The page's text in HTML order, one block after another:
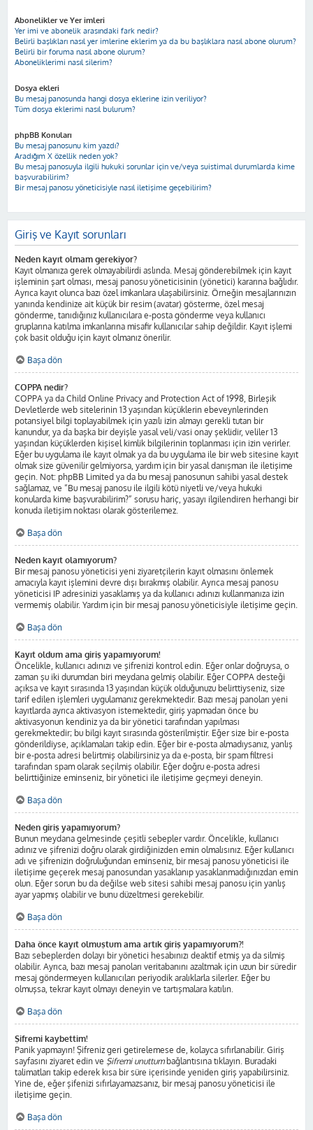
Abonelikler ve Yer imleri
Yer imi ve abonelik arasındaki fark nedir?
Belirli başlıkları nasıl yer imlerine eklerim ya da bu başlıklara nasıl abone olurum?
Belirli bir foruma nasıl abone olurum?
Aboneliklerimi nasıl silerim?
Dosya ekleri
Bu mesaj panosunda hangi dosya eklerine izin veriliyor?
Tüm dosya eklerimi nasıl bulurum?
phpBB Konuları
Bu mesaj panosunu kim yazdı?
Aradığım X özellik neden yok?
Bu mesaj panosuyla ilgili hukuki sorunlar için ve/veya suistimal durumlarda kime
başvurabilirim?
Bir mesaj panosu yöneticisiyle nasıl iletişime geçebilirim?
Giriş ve Kayıt sorunları
Neden kayıt olmam gerekiyor?
Kayıt olmanıza gerek olmayabilirdi aslında. Mesaj gönderebilmek için kayıt
işleminin şart olması, mesaj panosu yöneticisinin (yönetici) kararına bağlıdır.
Ayrıca kayıt olunca bazı özel imkanlara ulaşabilirsiniz. Örneğin mesajlarınızın
yanında kendinize ait küçük bir resim (avatar) gösterme, özel mesaj
gönderme, tanıdığınız kullanıcılara e-posta gönderme veya kullanıcı
gruplarına katılma imkanlarına misafir kullanıcılar sahip değildir. Kayıt işlemi
çok basit olduğu için kayıt olmanız önerilir.
Başa dön
COPPA nedir?
COPPA ya da Child Online Privacy and Protection Act of 1998, Birleşik
Devletlerde web sitelerinin 13 yaşından küçüklerin ebeveynlerinden
potansiyel bilgi toplayabilmek için yazılı izin almayı gerekli tutan bir
kanundur, ya da başka bir deyişle yasal veli/vasi onay şeklidir, veliler 13
yaşından küçüklerden kişisel kimlik bilgilerinin toplanması için izin verirler.
Eğer bu uygulama ile kayıt olmak ya da bu uygulama ile bir web sitesine kayıt
olmak size güvenilir gelmiyorsa, yardım için bir yasal danışman ile iletişime
geçin. Not: phpBB Limited ya da bu mesaj panosunun sahibi yasal destek
sağlamaz, ve “Bu mesaj panosu ile ilgili kötü niyetli ve/veya hukuki
konularda kime başvurabilirim?” sorusu hariç, yasayı ilgilendiren herhangi bir
konuda iletişim noktası olarak gösterilemez.
Başa dön
Neden kayıt olamıyorum?
Bir mesaj panosu yöneticisi yeni ziyaretçilerin kayıt olmasını önlemek
amacıyla kayıt işlemini devre dışı bırakmış olabilir. Ayrıca mesaj panosu
yöneticisi IP adresinizi yasaklamış ya da kullanıcı adınızı kullanmanıza izin
vermemiş olabilir. Yardım için bir mesaj panosu yöneticisiyle iletişime geçin.
Başa dön
Kayıt oldum ama giriş yapamıyorum!
Öncelikle, kullanıcı adınızı ve şifrenizi kontrol edin. Eğer onlar doğruysa, o
zaman şu iki durumdan biri meydana gelmiş olabilir. Eğer COPPA desteği
açıksa ve kayıt sırasında 13 yaşından küçük olduğunuzu belirttiyseniz, size
tarif edilen işlemleri uygulamanız gerekmektedir. Bazı mesaj panoları yeni
kayıtlarda ayrıca aktivasyon istemektedir, giriş yapmadan önce bu
aktivasyonun kendiniz ya da bir yönetici tarafından yapılması
gerekmektedir; bu bilgi kayıt sırasında gösterilmiştir. Eğer size bir e-posta
gönderildiyse, açıklamaları takip edin. Eğer bir e-posta almadıysanız, yanlış
bir e-posta adresi belirtmiş olabilirsiniz ya da e-posta, bir spam filtresi
tarafından spam olarak seçilmiş olabilir. Eğer doğru e-posta adresi
belirttiğinize eminseniz, bir yönetici ile iletişime geçmeyi deneyin.
Başa dön
Neden giriş yapamıyorum?
Bunun meydana gelmesinde çeşitli sebepler vardır. Öncelikle, kullanıcı
adınız ve şifrenizi doğru olarak girdiğinizden emin olmalısınız. Eğer kullanıcı
adı ve şifrenizin doğruluğundan eminseniz, bir mesaj panosu yöneticisi ile
iletişime geçerek mesaj panosundan yasaklanıp yasaklanmadığınızdan emin
olun. Eğer sorun bu da değilse web sitesi sahibi mesaj panosu için yanlış
ayar yapmış olabilir ve bunu düzeltmesi gerekebilir.
Başa dön
Daha önce kayıt olmuştum ama artık giriş yapamıyorum?!
Bazı sebeplerden dolayı bir yönetici hesabınızı deaktif etmiş ya da silmiş
olabilir. Ayrıca, bazı mesaj panoları veritabanını azaltmak için uzun bir süredir
mesaj göndermeyen kullanıcıları periyodik aralıklarla silerler. Eğer bu
olmuşsa, tekrar kayıt olmayı deneyin ve tartışmalara katılın.
Başa dön
Şifremi kaybettim!
Panik yapmayın! Şifreniz geri getirelemese de, kolayca sıfırlanabilir. Giriş
sayfasını ziyaret edin ve Şifremi unuttumbağlantısına tıklayın. Buradaki
talimatları takip ederek kısa bir süre içerisinde yeniden giriş yapabilirsiniz.
Yine de, eğer şifenizi sıfırlayamazsanız, bir mesaj panosu yöneticisi ile
iletişime geçin.
Başa dön